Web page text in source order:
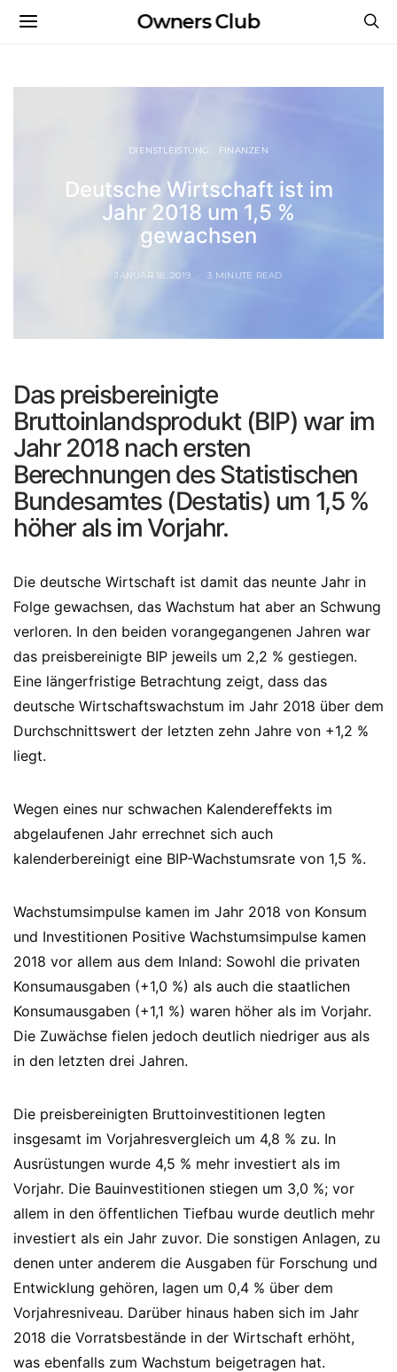
Owners Club
DIENSTLEISTUNG FINANZEN
Deutsche Wirtschaft ist im
Jahr 2018 um 1,5 %
gewachsen
JANUAR 18, 2019 3 MINUTE READ
Das preisbereinigte
Bruttoinlandsprodukt (BIP) war im
Jahr 2018 nach ersten
Berechnungen des Statistischen
Bundesamtes (Destatis) um 1,5 %
höher als im Vorjahr.
Die deutsche Wirtschaft ist damit das neunte Jahr in
Folge gewachsen, das Wachstum hat aber an Schwung
verloren. In den beiden vorangegangenen Jahren war
das preisbereinigte BIP jeweils um 2,2 % gestiegen.
Eine längerfristige Betrachtung zeigt, dass das
deutsche Wirtschaftswachstum im Jahr 2018 über dem
Durchschnittswert der letzten zehn Jahre von +1,2 %
liegt.
Wegen eines nur schwachen Kalendereffekts im
abgelaufenen Jahr errechnet sich auch
kalenderbereinigt eine BIP-Wachstumsrate von 1,5 %.
Wachstumsimpulse kamen im Jahr 2018 von Konsum
und Investitionen Positive Wachstumsimpulse kamen
2018 vor allem aus dem Inland: Sowohl die privaten
Konsumausgaben (+1,0 %) als auch die staatlichen
Konsumausgaben (+1,1 %) waren höher als im Vorjahr.
Die Zuwächse fielen jedoch deutlich niedriger aus als
in den letzten drei Jahren.
Die preisbereinigten Bruttoinvestitionen legten
insgesamt im Vorjahresvergleich um 4,8 % zu. In
Ausrüstungen wurde 4,5 % mehr investiert als im
Vorjahr. Die Bauinvestitionen stiegen um 3,0 %; vor
allem in den öffentlichen Tiefbau wurde deutlich mehr
investiert als ein Jahr zuvor. Die sonstigen Anlagen, zu
denen unter anderem die Ausgaben für Forschung und
Entwicklung gehören, lagen um 0,4 % über dem
Vorjahresniveau. Darüber hinaus haben sich im Jahr
2018 die Vorratsbestände in der Wirtschaft erhöht,
was ebenfalls zum Wachstum beigetragen hat.